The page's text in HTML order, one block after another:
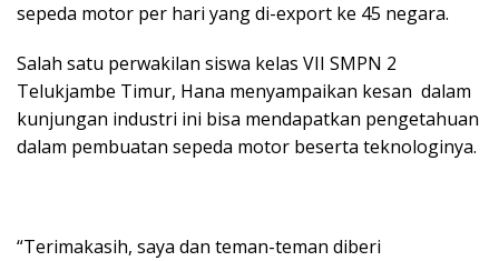
sepeda motor per hari yang di-export ke 45 negara.
Salah satu perwakilan siswa kelas VII SMPN 2
Telukjambe Timur, Hana menyampaikan kesan dalam
kunjungan industri ini bisa mendapatkan pengetahuan
dalam pembuatan sepeda motor beserta teknologinya.
“Terimakasih, saya dan teman-teman diberi